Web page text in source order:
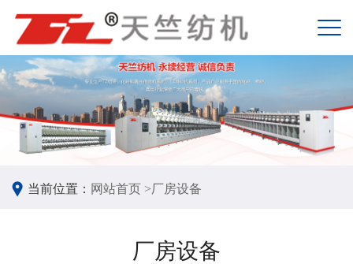
当前位置： 网站首页 >厂房设备
厂房设备